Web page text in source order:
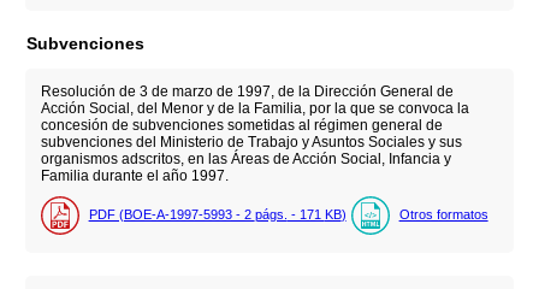
Subvenciones
Resolución de 3 de marzo de 1997, de la Dirección General de
Acción Social, del Menor y de la Familia, por la que se convoca la
concesión de subvenciones sometidas al régimen general de
subvenciones del Ministerio de Trabajo y Asuntos Sociales y sus
organismos adscritos, en las Áreas de Acción Social, Infancia y
Familia durante el año 1997.
PDF (BOE-A-1997-5993 - 2 págs. - 171 KB) Otros formatos